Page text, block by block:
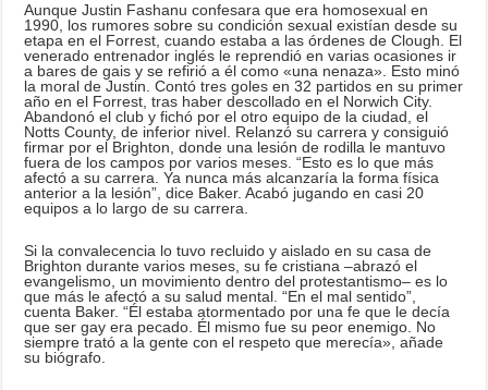
Aunque Justin Fashanu confesara que era homosexual en
1990, los rumores sobre su condición sexual existían desde su
etapa en el Forrest, cuando estaba a las órdenes de Clough. El
venerado entrenador inglés le reprendió en varias ocasiones ir
a bares de gais y se refirió a él como «una nenaza». Esto minó
la moral de Justin. Contó tres goles en 32 partidos en su primer
año en el Forrest, tras haber descollado en el Norwich City.
Abandonó el club y fichó por el otro equipo de la ciudad, el
Notts County, de inferior nivel. Relanzó su carrera y consiguió
firmar por el Brighton, donde una lesión de rodilla le mantuvo
fuera de los campos por varios meses. “Esto es lo que más
afectó a su carrera. Ya nunca más alcanzaría la forma física
anterior a la lesión”, dice Baker. Acabó jugando en casi 20
equipos a lo largo de su carrera.
Si la convalecencia lo tuvo recluido y aislado en su casa de
Brighton durante varios meses, su fe cristiana –abrazó el
evangelismo, un movimiento dentro del protestantismo– es lo
que más le afectó a su salud mental. “En el mal sentido”,
cuenta Baker. “Él estaba atormentado por una fe que le decía
que ser gay era pecado. Él mismo fue su peor enemigo. No
siempre trató a la gente con el respeto que merecía», añade
su biógrafo.